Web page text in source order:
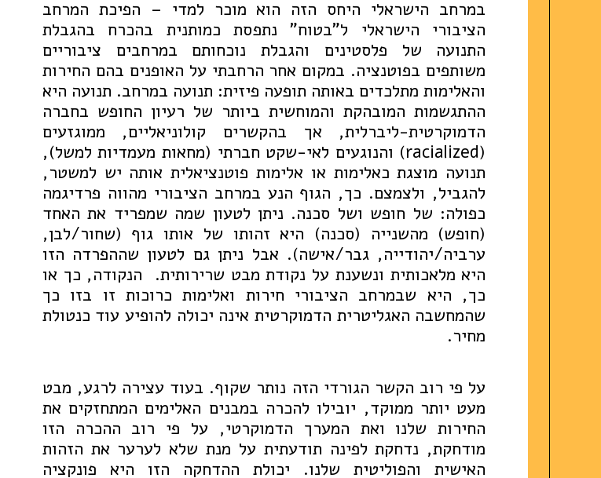
במרחב הישראלי היחס הזה הוא מוכר למדי – הפיכת המרחב
הציבורי הישראלי ל"בטוח" נתפסת כמותנית בהכרח בהגבלת
התנועה של פלסטינים והגבלת נוכחותם במרחבים ציבוריים
משותפים בפוטנציה. במקום אחר הרחבתי על האופנים בהם החירות
והאלימות מתלכדים באותה תופעה פיזית: תנועה במרחב. תנועה היא
ההתגשמות המובהקת והמוחשית ביותר של רעיון החופש בחברה
הדמוקרטית-ליברלית, אך בהקשרים קולוניאליים, ממוגזעים
(racialized) והנוגעים לאי-שקט חברתי (מחאות מעמדיות למשל),
תנועה מוצגת כאלימות או אלימות פוטנציאלית אותה יש למשטר,
להגביל, ולצמצם. כך, הגוף הנע במרחב הציבורי מהווה פרדיגמה
כפולה: של חופש ושל סכנה. ניתן לטעון שמה שמפריד את האחד
(חופש) מהשנייה (סכנה) היא זהותו של אותו גוף (שחור/לבן,
ערביה/יהודייה, גבר/אישה). אבל ניתן גם לטעון שההפרדה הזו
היא מלאכותית ונשענת על נקודת מבט שרירותית. הנקודה, כך או
כך, היא שבמרחב הציבורי חירות ואלימות כרוכות זו בזו כך
שהמחשבה האגליטרית הדמוקרטית אינה יכולה להופיע עוד כנטולת
מחיר.
על פי רוב הקשר הגורדי הזה נותר שקוף. בעוד עצירה לרגע, מבט
מעט יותר ממוקד, יובילו להכרה במבנים האלימים המתחזקים את
החירות שלנו ואת המערך הדמוקרטי, על פי רוב ההכרה הזו
מודחקת, נדחקת לפינה תודעתית על מנת שלא לערער את הזהות
האישית והפוליטית שלנו. יכולת ההדחקה הזו היא פונקציה